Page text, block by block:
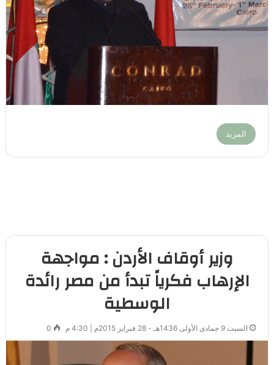
المزيد
وزير أوقاف الأردن : مواجهة
الإرهاب فكرياً تبدأ من مصر رائدة
الوسطية
السبت 9 جمادى الأولى 1436هـ - 28 فبراير 2015م | 4:30 م 0